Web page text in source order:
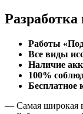
Работы
Все виды
Наличие
100%
Бесплатное
— Самая широкая в